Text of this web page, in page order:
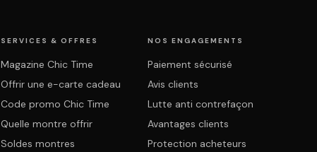
SERVICES & OFFRES
Magazine Chic Time
Offrir une e-carte cadeau
Code promo Chic Time
Quelle montre offrir
Soldes montres
NOS ENGAGEMENTS
Paiement sécurisé
Avis clients
Lutte anti contrefaçon
Avantages clients
Protection acheteurs